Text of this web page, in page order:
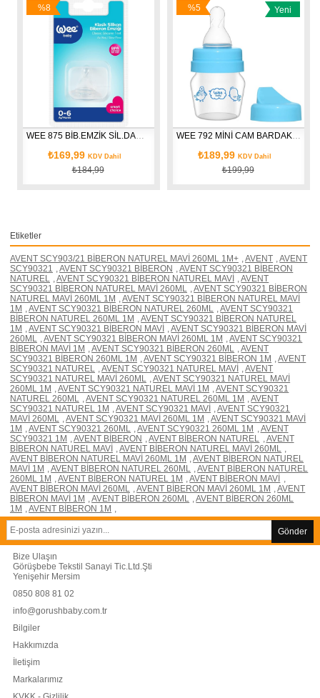
WEE 875 BİB.EMZİK SİL.DAMAKLI NO:1
₺169,99 KDV Dahil
₺184,99
%8
İndirim
WEE 792 MİNİ CAM BARDAK SETİ ALIŞTIRMA
₺189,99 KDV Dahil
₺199,99
%5
Yeni
Etiketler
AVENT SCY903/21 BİBERON NATUREL MAVİ 260ML 1M+ ,AVENT ,AVENT
SCY90321 ,AVENT SCY90321 BİBERON ,AVENT SCY90321 BİBERON
NATUREL ,AVENT SCY90321 BİBERON NATUREL MAVİ ,AVENT
SCY90321 BİBERON NATUREL MAVİ 260ML ,AVENT SCY90321 BİBERON
NATUREL MAVİ 260ML 1M ,AVENT SCY90321 BİBERON NATUREL MAVİ
1M ,AVENT SCY90321 BİBERON NATUREL 260ML ,AVENT SCY90321
BİBERON NATUREL 260ML 1M ,AVENT SCY90321 BİBERON NATUREL
1M ,AVENT SCY90321 BİBERON MAVİ ,AVENT SCY90321 BİBERON MAVİ
260ML ,AVENT SCY90321 BİBERON MAVİ 260ML 1M ,AVENT SCY90321
BİBERON MAVİ 1M ,AVENT SCY90321 BİBERON 260ML ,AVENT
SCY90321 BİBERON 260ML 1M ,AVENT SCY90321 BİBERON 1M ,AVENT
SCY90321 NATUREL ,AVENT SCY90321 NATUREL MAVİ ,AVENT
SCY90321 NATUREL MAVİ 260ML ,AVENT SCY90321 NATUREL MAVİ
260ML 1M ,AVENT SCY90321 NATUREL MAVİ 1M ,AVENT SCY90321
NATUREL 260ML ,AVENT SCY90321 NATUREL 260ML 1M ,AVENT
SCY90321 NATUREL 1M ,AVENT SCY90321 MAVİ ,AVENT SCY90321
MAVİ 260ML ,AVENT SCY90321 MAVİ 260ML 1M ,AVENT SCY90321 MAVİ
1M ,AVENT SCY90321 260ML ,AVENT SCY90321 260ML 1M ,AVENT
SCY90321 1M ,AVENT BİBERON ,AVENT BİBERON NATUREL ,AVENT
BİBERON NATUREL MAVİ ,AVENT BİBERON NATUREL MAVİ 260ML ,
AVENT BİBERON NATUREL MAVİ 260ML 1M ,AVENT BİBERON NATUREL
MAVİ 1M ,AVENT BİBERON NATUREL 260ML ,AVENT BİBERON NATUREL
260ML 1M ,AVENT BİBERON NATUREL 1M ,AVENT BİBERON MAVİ
,
AVENT BİBERON MAVİ 260ML ,AVENT BİBERON MAVİ 260ML 1M ,AVENT
BİBERON MAVİ 1M ,AVENT BİBERON 260ML ,AVENT BİBERON 260ML
1M ,AVENT BİBERON 1M ,
Gönder
Bize Ulaşın
Görüşbebe Tekstil Sanayi Tic.Ltd.Şti
Yenişehir Mersim
0850 808 81 02
info@gorushbaby.com.tr
Bilgiler
Hakkımızda
İletişim
Markalarımız